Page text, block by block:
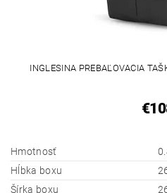
INGLESINA PREBAĽOVACIA
Hmotnosť
Hĺbka boxu
Šírka boxu